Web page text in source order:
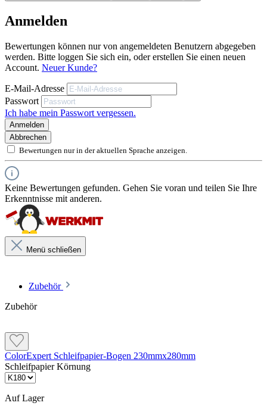
Anmelden
Bewertungen können nur von angemeldeten Benutzern abgegeben
werden. Bitte loggen Sie sich ein, oder erstellen Sie einen neuen
Account. Neuer Kunde?
E-Mail-Adresse
Passwort
Ich habe mein Passwort vergessen.
Anmelden
Abbrechen
Bewertungen nur in der aktuellen Sprache anzeigen.
Keine Bewertungen gefunden. Gehen Sie voran und teilen Sie Ihre
Erkenntnisse mit anderen.
Menü schließen
Zubehör
Zubehör
ColorExpert Schleifpapier-Bogen 230mmx280mm
Schleifpapier Körnung
Auf Lager